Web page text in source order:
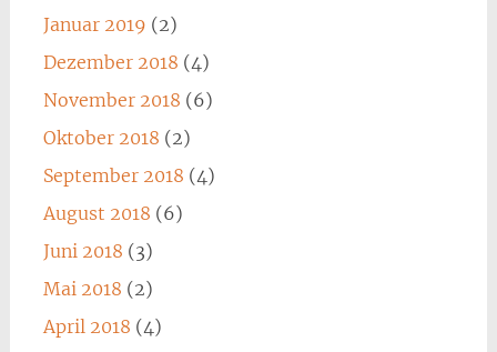
Januar 2019 (2)
Dezember 2018 (4)
November 2018 (6)
Oktober 2018 (2)
September 2018 (4)
August 2018 (6)
Juni 2018 (3)
Mai 2018 (2)
April 2018 (4)